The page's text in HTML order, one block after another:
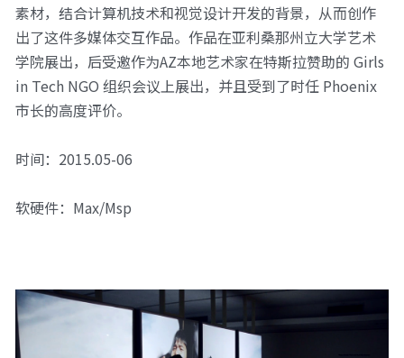
素材，结合计算机技术和视觉设计开发的背景，从而创作
出了这件多媒体交互作品。作品在亚利桑那州立大学艺术
学院展出，后受邀作为AZ本地艺术家在特斯拉赞助的 Girls
in Tech NGO 组织会议上展出，并且受到了时任 Phoenix
市长的高度评价。
时间：2015.05-06
软硬件：Max/Msp